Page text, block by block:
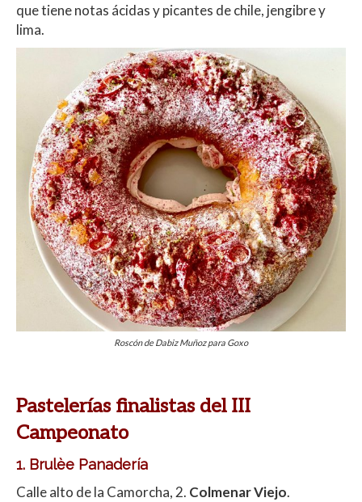
que tiene notas ácidas y picantes de chile, jengibre y
lima.
Roscón de Dabiz Muñoz para Goxo
Pastelerías finalistas del III
Campeonato
1. Brulèe Panadería
Calle alto de la Camorcha, 2. Colmenar Viejo.